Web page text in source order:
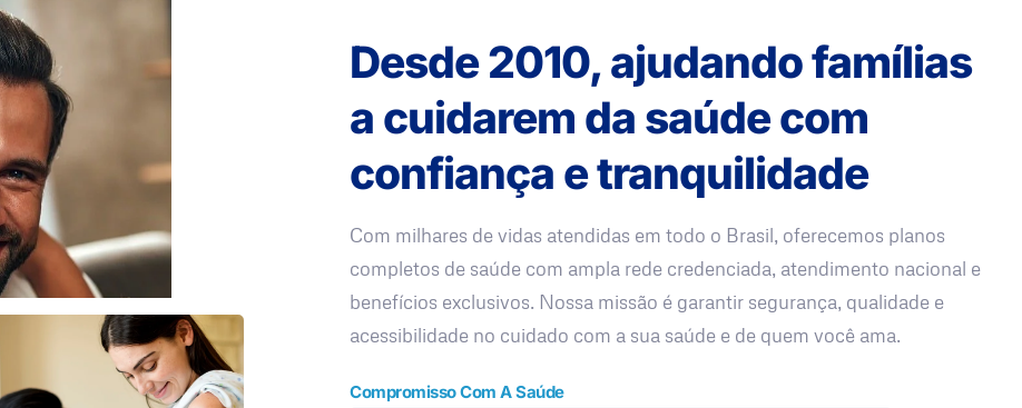
Desde 2010, ajudando famílias
a cuidarem da saúde com
confiança e tranquilidade
Com milhares de vidas atendidas em todo o Brasil, oferecemos planos
completos de saúde com ampla rede credenciada, atendimento nacional e
benefícios exclusivos. Nossa missão é garantir segurança, qualidade e
acessibilidade no cuidado com a sua saúde e de quem você ama.
Compromisso Com A Saúde